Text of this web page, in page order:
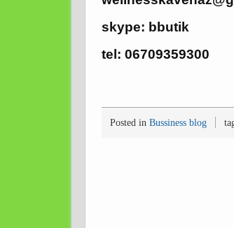
skype: bbutik
tel: 06709359300
Posted in Bussiness blog